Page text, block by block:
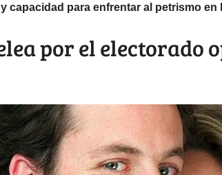
capacidad para enfrentar al petrismo en
por el electorado